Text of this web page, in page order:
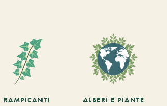
RAMPICANTI
ALBERI E PIANTE